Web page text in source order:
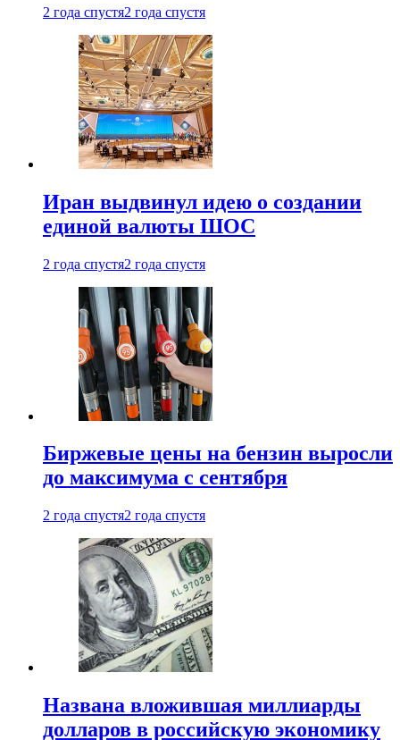
2 года спустя2 года спустя
Иран выдвинул идею о создании
единой валюты ШОС
2 года спустя2 года спустя
Биржевые цены на бензин выросли
до максимума с сентября
2 года спустя2 года спустя
Названа вложившая миллиарды
долларов в российскую экономику